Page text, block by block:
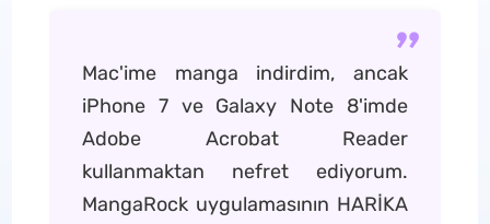
Mac'ime manga indirdim, ancak
iPhone 7 ve Galaxy Note 8'imde
Adobe Acrobat Reader
kullanmaktan nefret ediyorum.
MangaRock uygulamasının HARİKA